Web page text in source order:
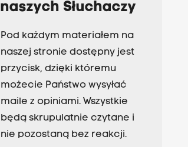
naszych Słuchaczy
Pod każdym materiałem na
naszej stronie dostępny jest
przycisk, dzięki któremu
możecie Państwo wysyłać
maile z opiniami. Wszystkie
będą skrupulatnie czytane i
nie pozostaną bez reakcji.